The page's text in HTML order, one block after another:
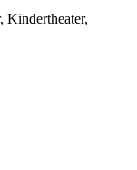
Kindertheater,